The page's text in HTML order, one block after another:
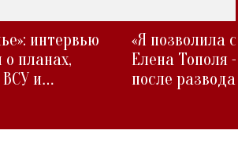
интервью
планах,
и
«Я позволила
Елена Тополя
после развода